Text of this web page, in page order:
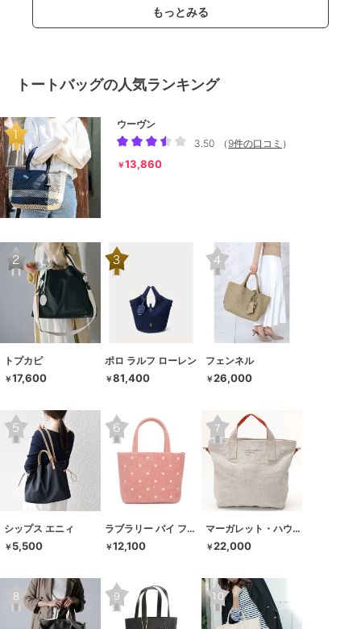
もっとみる
トートバッグの人気ランキング
ウーヴン
3.50
（ 9件の口コミ ）
￥13,860
トプカピ
￥17,600
ポロ ラルフ ローレン
￥81,400
フェンネル
￥26,000
シップス エニィ
￥ 5,500
ラブラリー バイ フェイラー
￥12,100
マーガレット・ハウエル アイデア
￥22,000